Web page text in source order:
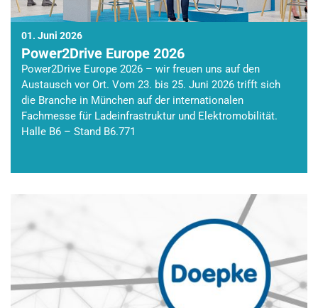
01. Juni 2026
Power2Drive Europe 2026
Power2Drive Europe 2026 – wir freuen uns auf den
Austausch vor Ort. Vom 23. bis 25. Juni 2026 trifft sich
die Branche in München auf der internationalen
Fachmesse für Ladeinfrastruktur und Elektromobilität.
Halle B6 – Stand B6.771